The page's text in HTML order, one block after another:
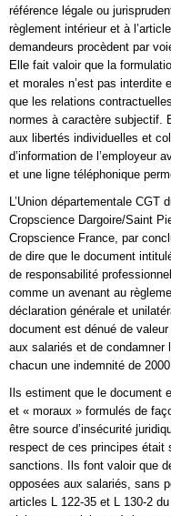
référence légale ou
règlement intérieur et à
demandeurs procèdent par
Elle fait valoir que la
et morales n’est pas interdite
que les relations
normes à caractère subjectif.
aux libertés individuelles et
d’information de l’employeur
et une ligne téléphonique
L’Union départementale
Cropscience Dargoire/Saint
Cropscience France, par
de dire que le document
de responsabilité
comme un avenant au
déclaration générale et
document est dénué de
aux salariés et de condamner
chacun une indemnité de
Ils estiment que le document
et « moraux » formulés de
être source d’insécurité
respect de ces principes était
sanctions. Ils font valoir que
opposées aux salariés, sans
articles L 122-35 et L 130-2